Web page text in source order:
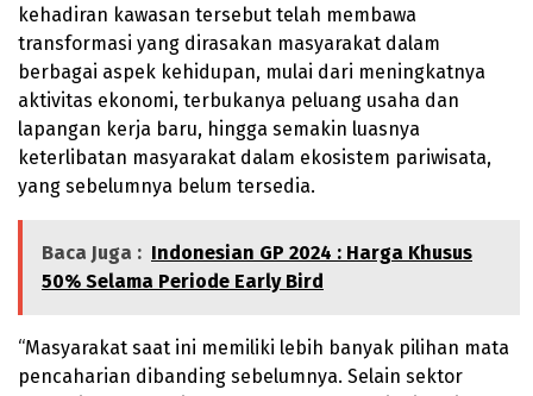
kehadiran kawasan tersebut telah membawa
transformasi yang dirasakan masyarakat dalam
berbagai aspek kehidupan, mulai dari meningkatnya
aktivitas ekonomi, terbukanya peluang usaha dan
lapangan kerja baru, hingga semakin luasnya
keterlibatan masyarakat dalam ekosistem pariwisata,
yang sebelumnya belum tersedia.
Baca Juga : Indonesian GP 2024 : Harga Khusus
50% Selama Periode Early Bird
“Masyarakat saat ini memiliki lebih banyak pilihan mata
pencaharian dibanding sebelumnya. Selain sektor